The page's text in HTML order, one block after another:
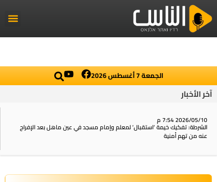
الجمعة 7 أغسطس 2026
آخر الأخبار
2026/05/10 7:54 م
الشرطة: تفكيك خيمة ‘استقبال‘ لمعلم وإمام مسجد في عين ماهل بعد الإفراج
عنه من تهم أمنية